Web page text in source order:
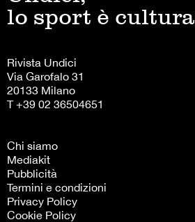
lo sport è cultura
Rivista Undici
Via Garofalo 31
20133 Milano
T +39 02 36504651
Chi siamo
Mediakit
Pubblicità
Termini e condizioni
Privacy Policy
Cookie Policy